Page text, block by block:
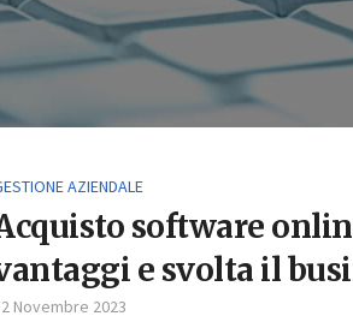
AZIENDALE
software
e svolta il
Novembre 2023